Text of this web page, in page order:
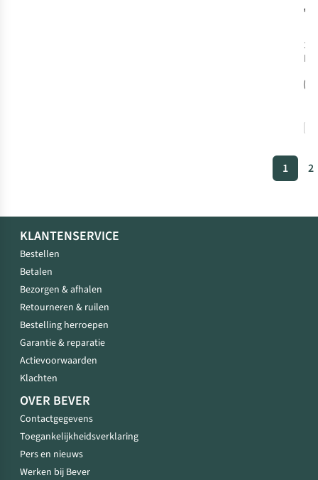
3
1 2
KLANTENSERVICE
Bestellen
Betalen
Bezorgen & afhalen
Retourneren & ruilen
Bestelling herroepen
Garantie & reparatie
Actievoorwaarden
Klachten
OVER BEVER
Contactgegevens
Toegankelijkheidsverklaring
Pers en nieuws
Werken bij Bever